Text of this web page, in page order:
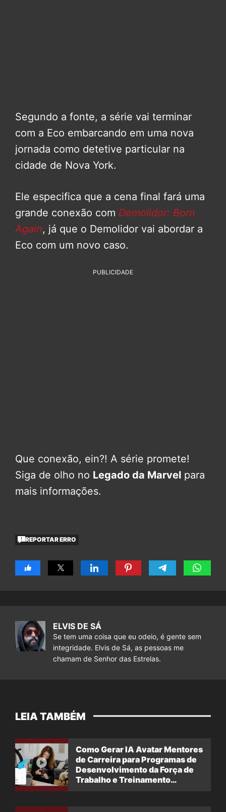
Segundo a fonte, a série vai terminar
com a Eco embarcando em uma nova
jornada como detetive particular na
cidade de Nova York.
Ele especifica que a cena final fará uma
grande conexão com Demolidor: Born
Again, já que o Demolidor vai abordar a
Eco com um novo caso.
PUBLICIDADE
Que conexão, ein?! A série promete!
Siga de olho no Legado da Marvel para
mais informações.
REPORTAR ERRO
ELVIS DE SÁ
Se tem uma coisa que eu odeio, é gente sem
integridade. Elvis de Sá, as pessoas me
chamam de Senhor das Estrelas.
LEIA TAMBÉM
Como Gerar IA Avatar Mentores
de Carreira para Programas de
Desenvolvimento da Força de
Trabalho e Treinamento